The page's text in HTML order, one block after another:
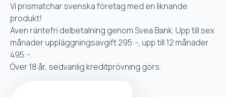
Vi prismatchar svenska företag med en liknande
produkt!
Även räntefri delbetalning genom Svea Bank. Upp till sex
månader uppläggningsavgift 295:-, upp till 12 månader
495:-.
Över 18 år, sedvanlig kreditprövning görs.